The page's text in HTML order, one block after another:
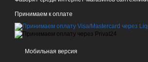
Принимаем к оплате
Мобильная версия